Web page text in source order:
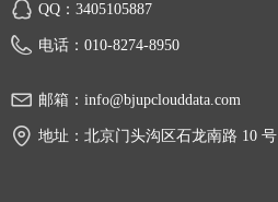
QQ： 3405105887
电话： 010-8274-8950
邮箱： info@bjupclouddata.com
地址： 北京门头沟区石龙南路 10 号